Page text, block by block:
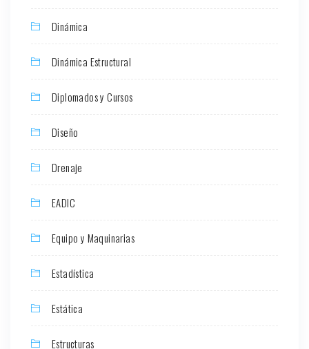
Dinámica
Dinámica Estructural
Diplomados y Cursos
Diseño
Drenaje
EADIC
Equipo y Maquinarias
Estadística
Estática
Estructuras